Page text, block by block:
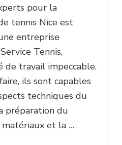
pour la
tennis Nice est
entreprise
Tennis,
travail impeccable.
ils sont capables
techniques du
préparation du
matériaux et la …